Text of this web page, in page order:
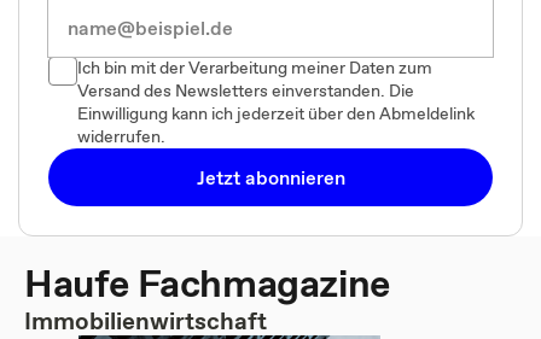
Ich bin mit der Verarbeitung meiner Daten zum
Versand des Newsletters einverstanden. Die
Einwilligung kann ich jederzeit über den Abmeldelink
widerrufen.
Jetzt abonnieren
Haufe Fachmagazine
Immobilienwirtschaft